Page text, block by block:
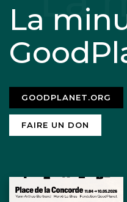
La
GOODPLANET.ORG
FAIRE UN DON